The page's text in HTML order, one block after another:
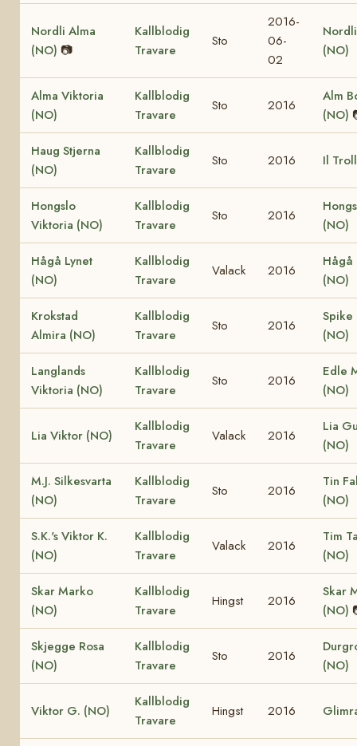
Nordli Alma
(NO) 📷
Kallblodig
Travare
Sto
2016-
06-
02
(NO)
Alma Viktoria
(NO)
Kallblodig
Travare
Sto 2016
Alm
(NO)
Haug Stjerna
(NO)
Kallblodig
Travare
Sto 2016 Il
Hongslo
Viktoria (NO)
Kallblodig
Travare
Sto 2016
(NO)
Hågå Lynet
(NO)
Kallblodig
Travare
Valack 2016
Hågå
(NO)
Krokstad
Almira (NO)
Kallblodig
Travare
Sto 2016
Spike
(NO)
Langlands
Viktoria (NO)
Kallblodig
Travare
Sto 2016
Edle
(NO)
Lia Viktor (NO)
Kallblodig
Travare
Valack 2016
Lia
(NO)
M.J. Silkesvarta
(NO)
Kallblodig
Travare
Sto 2016
Tin
(NO)
S.K.'s Viktor K.
(NO)
Kallblodig
Travare
Valack 2016
Tim
(NO)
Skar Marko
(NO)
Kallblodig
Travare
Hingst 2016
Skar
(NO)
Skjegge Rosa
(NO)
Kallblodig
Travare
Sto 2016
(NO)
Viktor G. (NO)
Kallblodig
Travare
Hingst 2016